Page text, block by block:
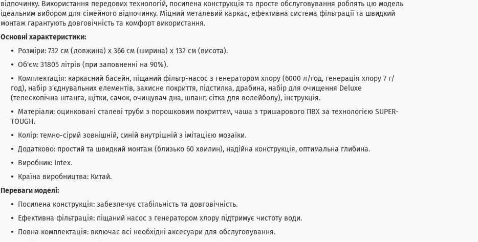
відпочинку. Використання передових технологій, посилена конструкція та просте обслуговування роблять цю модель
ідеальним вибором для сімейного відпочинку. Міцний металевий каркас, ефективна система фільтрації та швидкий
монтаж гарантують довговічність та комфорт використання.
Основні характеристики:
Розміри: 732 см (довжина) x 366 см (ширина) x 132 см (висота).
Об'єм: 31805 літрів (при заповненні на 90%).
Комплектація: каркасний басейн, піщаний фільтр-насос з генератором хлору (6000 л/год, генерація хлору 7 г/
год), набір з'єднувальних елементів, захисне покриття, підстилка, драбина, набір для очищення Deluxe
(телескопічна штанга, щітки, сачок, очищувач дна, шланг, сітка для волейболу), інструкція.
Матеріали: оцинковані сталеві труби з порошковим покриттям, чаша з тришарового ПВХ за технологією SUPER-
TOUGH.
Колір: темно-сірий зовнішній, синій внутрішній з імітацією мозаїки.
Додатково: простий та швидкий монтаж (близько 60 хвилин), надійна конструкція, оптимальна глибина.
Виробник: Intex.
Країна виробництва: Китай.
Переваги моделі:
Посилена конструкція: забезпечує стабільність та довговічність.
Ефективна фільтрація: піщаний насос з генератором хлору підтримує чистоту води.
Повна комплектація: включає всі необхідні аксесуари для обслуговування.